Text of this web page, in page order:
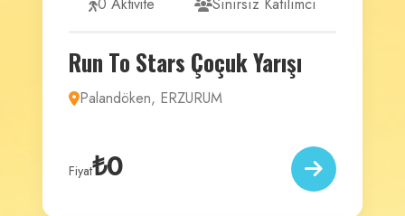
Run To Stars Çoçuk Yarışı
Palandöken, ERZURUM
Fiyat₺0